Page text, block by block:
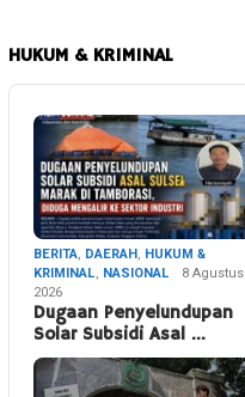
HUKUM & KRIMINAL
BERITA, DAERAH, HUKUM &
KRIMINAL, NASIONAL
8 Agustus
2026
Dugaan Penyelundupan
Solar Subsidi Asal …